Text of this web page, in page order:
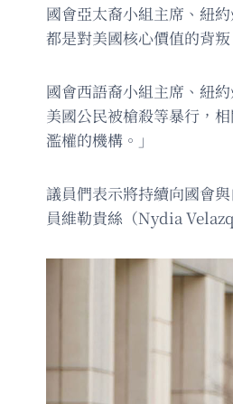
國會亞太裔小組主席、紐
都是對美國核心價值的背
國會西語裔小組主席、紐
美國公民被槍殺等暴行，
濫權的機構。」
議員們表示將持續向國會
員維勒貴絲（Nydia